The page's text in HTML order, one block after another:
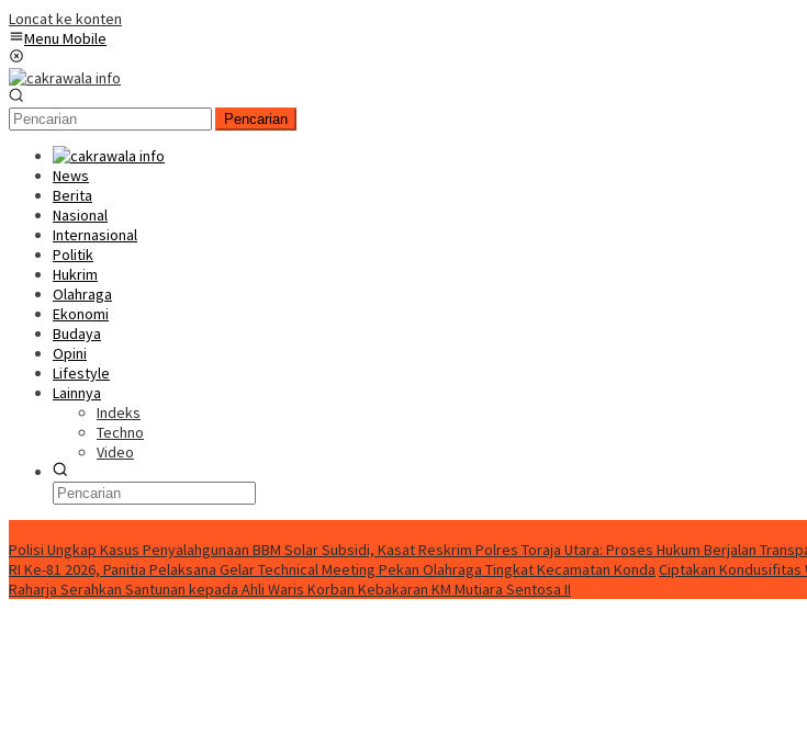
Loncat ke konten
Menu Mobile
Pencarian
News
Berita
Nasional
Internasional
Politik
Hukrim
Olahraga
Ekonomi
Budaya
Opini
Lifestyle
Lainnya
Indeks
Techno
Video
Polisi Ungkap Kasus Penyalahgunaan BBM Solar Subsidi, Kasat Reskrim Polres Toraja Utara: Proses Hukum Berjalan
RI Ke-81 2026, Panitia Pelaksana Gelar Technical Meeting Pekan Olahraga Tingkat Kecamatan Konda Ciptakan Kondusifitas
Raharja Serahkan Santunan kepada Ahli Waris Korban Kebakaran KM Mutiara Sentosa II